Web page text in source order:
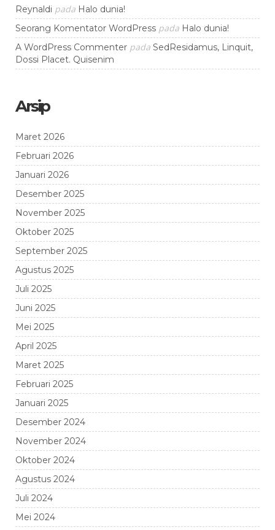
Reynaldi pada Halo dunia!
Seorang Komentator WordPress pada Halo dunia!
A WordPress Commenter pada SedResidamus, Linquit,
Dossi Placet. Quisenim
Arsip
Maret 2026
Februari 2026
Januari 2026
Desember 2025
November 2025
Oktober 2025
September 2025
Agustus 2025
Juli 2025
Juni 2025
Mei 2025
April 2025
Maret 2025
Februari 2025
Januari 2025
Desember 2024
November 2024
Oktober 2024
Agustus 2024
Juli 2024
Mei 2024